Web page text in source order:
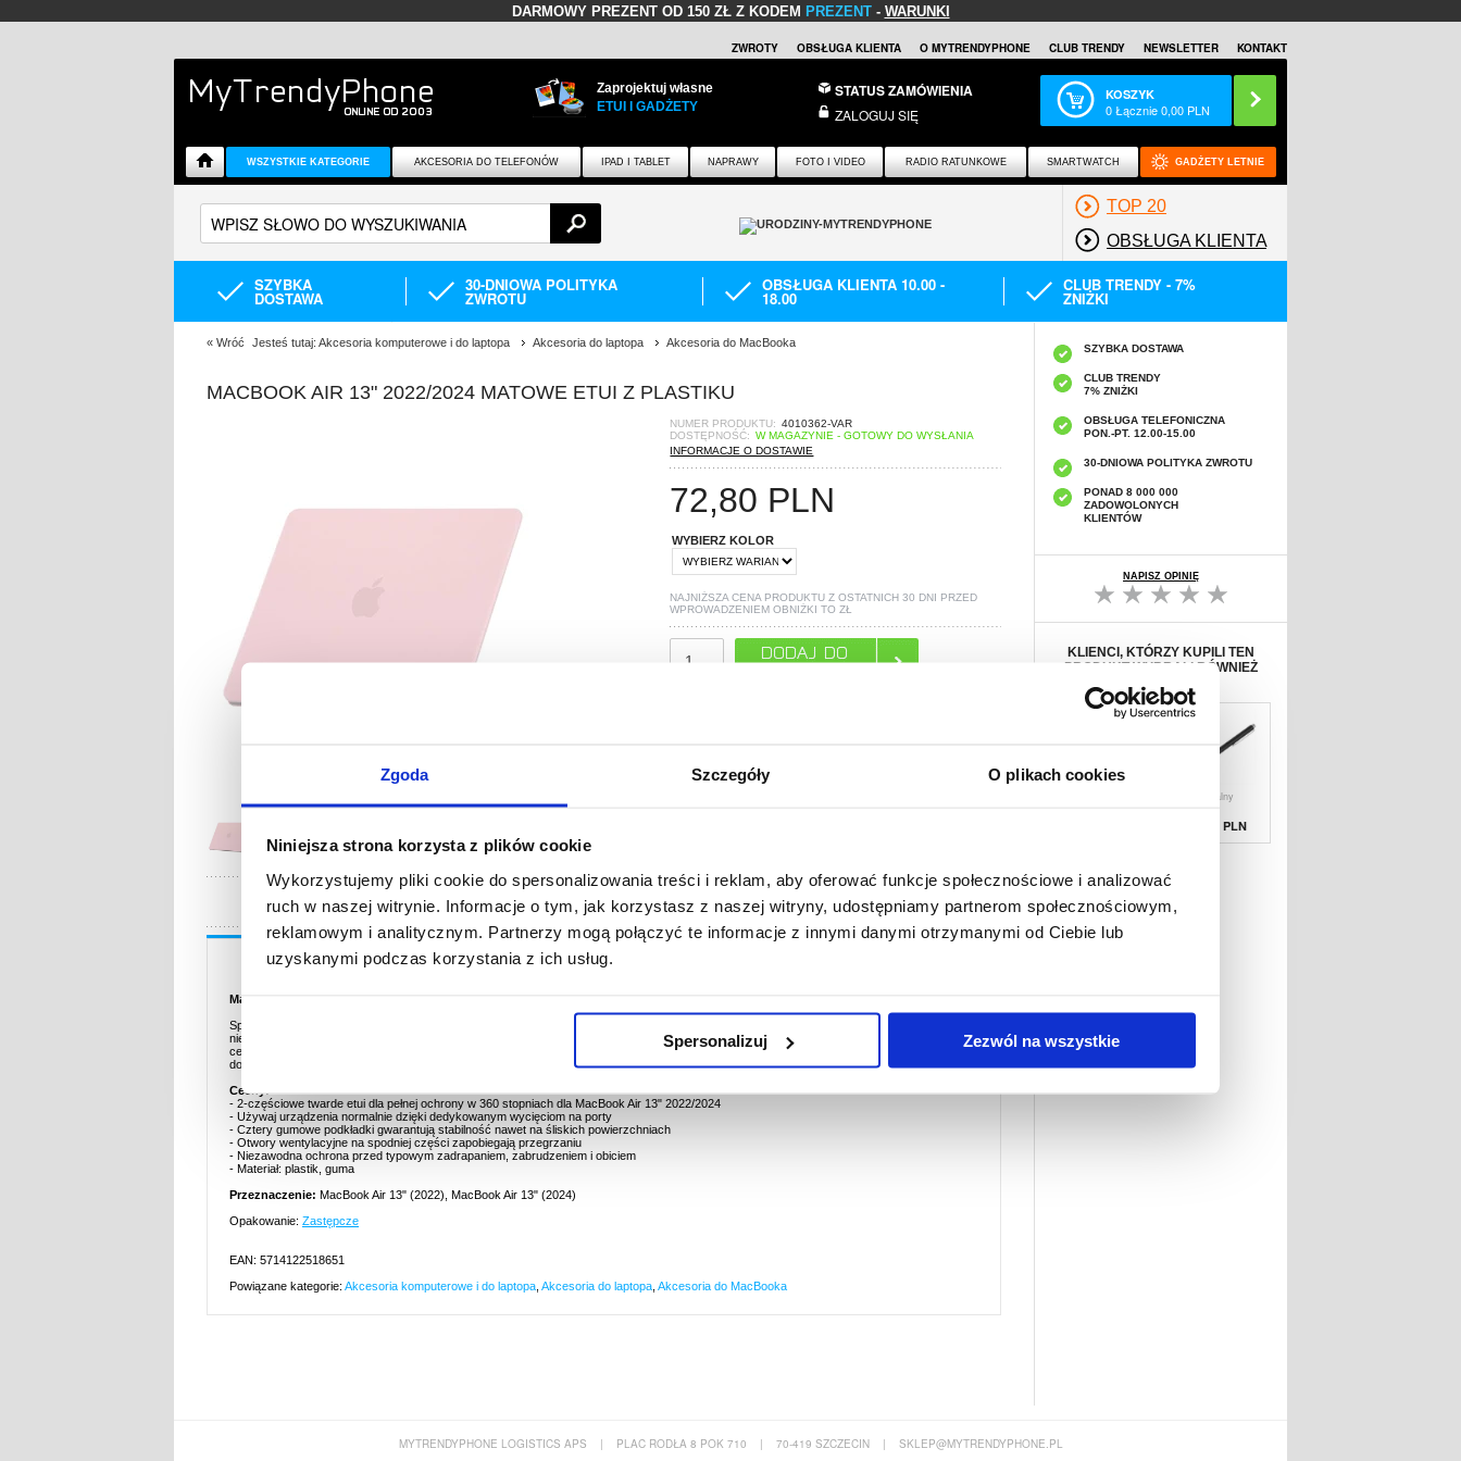
Zgoda Szczegóły O plikach cookies
Niniejsza strona korzysta z plików cookie
Wykorzystujemy pliki cookie do spersonalizowania treści i reklam, aby oferować funkcje społecznościowe i analizować
ruch w naszej witrynie. Informacje o tym, jak korzystasz z naszej witryny, udostępniamy partnerom społecznościowym,
reklamowym i analitycznym. Partnerzy mogą połączyć te informacje z innymi danymi otrzymanymi od Ciebie lub
uzyskanymi podczas korzystania z ich usług.
Spersonalizuj Zezwól na wszystkie
DARMOWY PREZENT OD 150 ZŁ Z KODEM PREZENT- WARUNKI
ZWROTY OBSŁUGA KLIENTA O MYTRENDYPHONE CLUB TRENDY NEWSLETTER KONTAKT
Zaprojektuj własne
ETUI I GADŻETY
STATUS ZAMÓWIENIA
ZALOGUJ SIĘ
KOSZYK
0Łącznie0,00 PLN
WSZYSTKIE KATEGORIE AKCESORIA DO TELEFONÓW IPAD I TABLET NAPRAWY FOTO I VIDEO RADIO RATUNKOWE SMARTWATCH GADŻETY LETNIE
TOP 20
OBSŁUGA KLIENTA
SZYBKA
DOSTAWA
30-DNIOWA POLITYKA
ZWROTU
OBSŁUGA KLIENTA 10.00 -
18.00
CLUB TRENDY - 7%
ZNIŻKI
« Wróć Jesteś tutaj: Akcesoria komputerowe i do laptopa Akcesoria do laptopa Akcesoria do MacBooka
MACBOOK AIR 13" 2022/2024 MATOWE ETUI Z PLASTIKU
NUMER PRODUKTU: 4010362-VAR
DOSTĘPNOŚĆ: W MAGAZYNIE - GOTOWY DO WYSŁANIA
INFORMACJE O DOSTAWIE
72,80 PLN
WYBIERZ KOLOR
NAJNIŻSZA CENA PRODUKTU Z OSTATNICH 30 DNI PRZED
WPROWADZENIEM OBNIŻKI TOZŁ
PYTANIA? LIVE CHAT
Opis
Matowe Plastikowe Etui na MacBook Air 13" (2022), MacBook Air 13" (2024)
Spersonalizuj swojego MacBook Air 13" 2022/2024 zakładając na niego to cienkie etui ochronne. Zabezpiecz laptop i zachowaj jego
nienaruszony stan dzięki dwuczęściowemu twardemu etui na MacBook Air 13" 2022/2024. Klasyczne etui to zabezpieczenie, które uchroni
cenne urządzenie przed zadrapaniem, uderzeniami i śladami palców, bez pogrubiania go. Dzięki dopasownym wycięciom, etui daje swobodny
dostęp do najważniejszych portów i umożliwia normalne korzystanie z laptopa.
Cechy:
- 2-częściowe twarde etui dla pełnej ochrony w 360 stopniach dla MacBook Air 13" 2022/2024
- Używaj urządzenia normalnie dzięki dedykowanym wycięciom na porty
- Cztery gumowe podkładki gwarantują stabilność nawet na śliskich powierzchniach
- Otwory wentylacyjne na spodniej części zapobiegają przegrzaniu
- Niezawodna ochrona przed typowym zadrapaniem, zabrudzeniem i obiciem
- Materiał: plastik, guma
Przeznaczenie: MacBook Air 13" (2022), MacBook Air 13" (2024)
Opakowanie: Zastępcze
EAN: 5714122518651
Powiązane kategorie: Akcesoria komputerowe i do laptopa Akcesoria do laptopa Akcesoria do MacBooka
SZYBKA DOSTAWA
CLUB TRENDY
7% ZNIŻKI
OBSŁUGA TELEFONICZNA
PON.-PT. 12.00-15.00
30-DNIOWA POLITYKA ZWROTU
PONAD 8 000 000
ZADOWOLONYCH
KLIENTÓW
NAPISZ OPINIĘ
KLIENCI, KTÓRZY KUPILI TEN
PRODUKT WYBRALI RÓWNIEŻ
Uniwersalny
Pojemnościow
38,90 PLN
MYTRENDYPHONE LOGISTICS APS | PLAC RODŁA 8 POK 710 | 70-419 SZCZECIN | SKLEP@MYTRENDYPHONE.PL